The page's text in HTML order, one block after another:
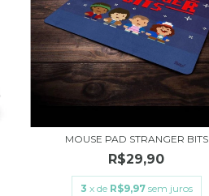
MOUSE PAD STRANGER BITS
R$29,90
3 x de R$9,97 sem juros